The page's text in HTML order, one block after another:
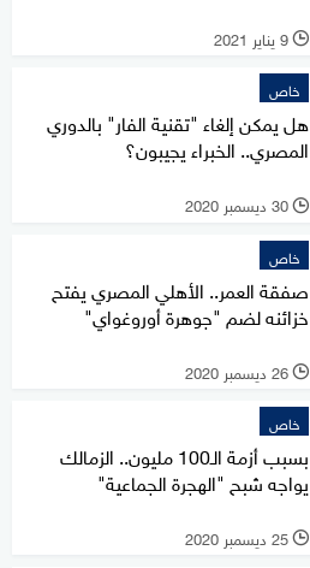
l 9 يناير 2021
خاص
هل يمكن إلغاء "تقنية الفار" بالدوري
المصري.. الخبراء يجيبون؟
l 30 ديسمبر 2020
خاص
صفقة العمر.. الأهلي المصري يفتح
خزائنه لضم "جوهرة أوروغواي"
l 26 ديسمبر 2020
خاص
بسبب أزمة الـ100 مليون.. الزمالك
يواجه شبح "الهجرة الجماعية"
l 25 ديسمبر 2020